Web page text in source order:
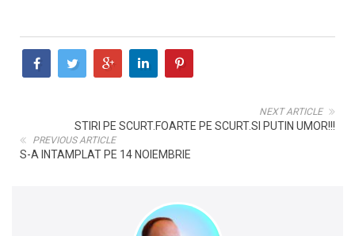
NEXT ARTICLE
STIRI PE SCURT.FOARTE PE SCURT.SI PUTIN UMOR!!!
PREVIOUS ARTICLE
S-A INTAMPLAT PE 14 NOIEMBRIE